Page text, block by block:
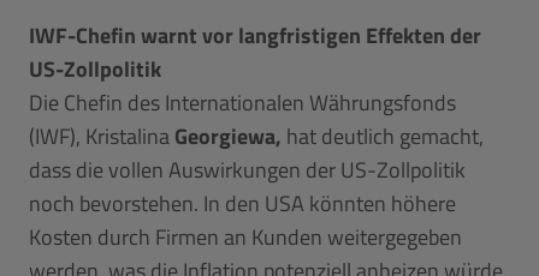
IWF-Chefin warnt vor langfristigen Effekten der
US-Zollpolitik
Die Chefin des Internationalen Währungsfonds
(IWF), KristalinaGeorgiewa, hat deutlich gemacht,
dass die vollen Auswirkungen der US-Zollpolitik
noch bevorstehen. In den USA könnten höhere
Kosten durch Firmen an Kunden weitergegeben